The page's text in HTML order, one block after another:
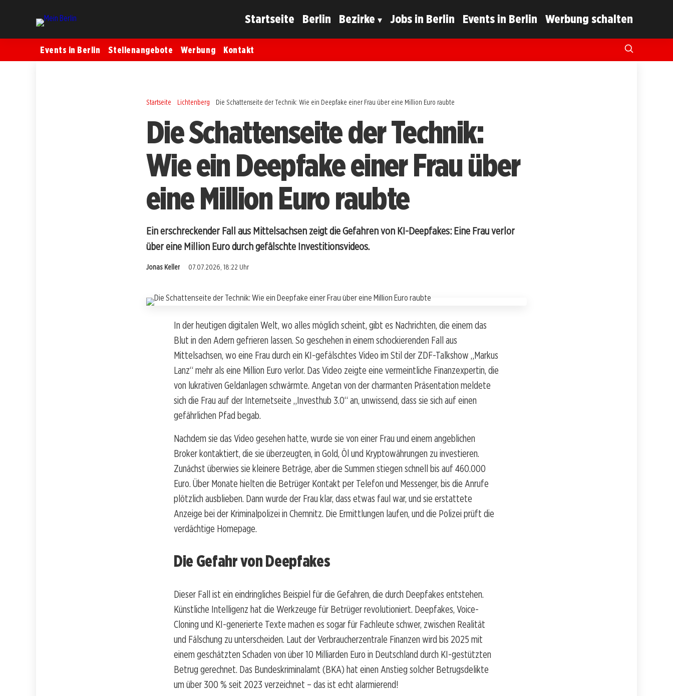
Startseite Berlin Bezirke Jobs in Berlin Events in Berlin Werbung schalten
Events in Berlin Stellenangebote Werbung Kontakt
Startseite Lichtenberg Die Schattenseite der Technik: Wie ein Deepfake einer Frau über eine Million Euro raubte
Die Schattenseite der Technik:
Wie ein Deepfake einer Frau über
eine Million Euro raubte
Ein erschreckender Fall aus Mittelsachsen zeigt die Gefahren von KI-Deepfakes: Eine Frau verlor
über eine Million Euro durch gefälschte Investitionsvideos.
Jonas Keller 07.07.2026, 18:22 Uhr
In der heutigen digitalen Welt, wo alles möglich scheint, gibt es Nachrichten, die einem das
Blut in den Adern gefrieren lassen. So geschehen in einem schockierenden Fall aus
Mittelsachsen, wo eine Frau durch ein KI-gefälschtes Video im Stil der ZDF-Talkshow „Markus
Lanz“ mehr als eine Million Euro verlor. Das Video zeigte eine vermeintliche Finanzexpertin, die
von lukrativen Geldanlagen schwärmte. Angetan von der charmanten Präsentation meldete
sich die Frau auf der Internetseite „Investhub 3.0“ an, unwissend, dass sie sich auf einen
gefährlichen Pfad begab.
Nachdem sie das Video gesehen hatte, wurde sie von einer Frau und einem angeblichen
Broker kontaktiert, die sie überzeugten, in Gold, Öl und Kryptowährungen zu investieren.
Zunächst überwies sie kleinere Beträge, aber die Summen stiegen schnell bis auf 460.000
Euro. Über Monate hielten die Betrüger Kontakt per Telefon und Messenger, bis die Anrufe
plötzlich ausblieben. Dann wurde der Frau klar, dass etwas faul war, und sie erstattete
Anzeige bei der Kriminalpolizei in Chemnitz. Die Ermittlungen laufen, und die Polizei prüft die
verdächtige Homepage.
Die Gefahr von Deepfakes
Dieser Fall ist ein eindringliches Beispiel für die Gefahren, die durch Deepfakes entstehen.
Künstliche Intelligenz hat die Werkzeuge für Betrüger revolutioniert. Deepfakes, Voice-
Cloning und KI-generierte Texte machen es sogar für Fachleute schwer, zwischen Realität
und Fälschung zu unterscheiden. Laut der Verbraucherzentrale Finanzen wird bis 2025 mit
einem geschätzten Schaden von über 10 Milliarden Euro in Deutschland durch KI-gestützten
Betrug gerechnet. Das Bundeskriminalamt (BKA) hat einen Anstieg solcher Betrugsdelikte
um über 300 % seit 2023 verzeichnet – das ist echt alarmierend!